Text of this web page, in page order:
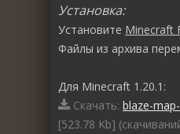
Установка:
Установите Minecraft
Файлы из архива
Для Minecraft 1.20.1:
Скачать: blaze-
[523.78 Kb]